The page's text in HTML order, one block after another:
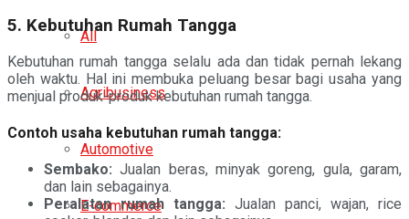
All
Agribusiness
Automotive
E-commerce
5. Kebutuhan Rumah Tangga
Kebutuhan rumah tangga selalu ada dan tidak pernah lekang
oleh waktu. Hal ini membuka peluang besar bagi usaha yang
menjual produk-produk kebutuhan rumah tangga.
Contoh usaha kebutuhan rumah tangga:
Sembako: Jualan beras, minyak goreng, gula, garam,
dan lain sebagainya.
Peralatan rumah tangga: Jualan panci, wajan, rice